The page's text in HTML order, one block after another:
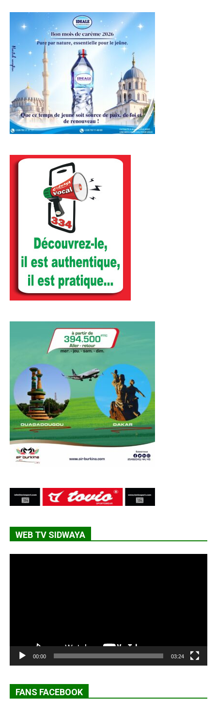
WEB TV SIDWAYA
00:00 03:24
FANS FACEBOOK